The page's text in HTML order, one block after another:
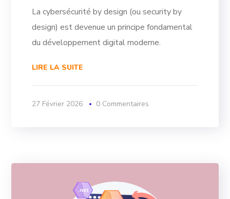
La cybersécurité by design (ou security by
design) est devenue un principe fondamental
du développement digital moderne.
LIRE LA SUITE
27 Février 2026 0 Commentaires